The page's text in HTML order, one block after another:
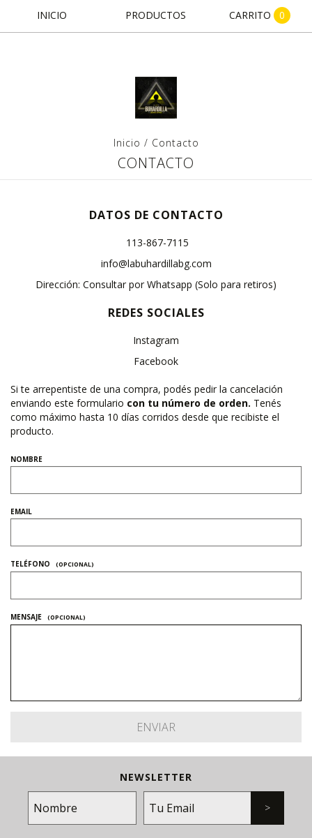
INICIO PRODUCTOS CARRITO 0
Inicio / Contacto
CONTACTO
DATOS DE CONTACTO
113-867-7115
info@labuhardillabg.com
Dirección: Consultar por Whatsapp (Solo para retiros)
REDES SOCIALES
Instagram
Facebook
Si te arrepentiste de una compra, podés pedir la cancelación
enviando este formulario con tu número de orden. Tenés
como máximo hasta 10 días corridos desde que recibiste el
producto.
NOMBRE
EMAIL
TELÉFONO (OPCIONAL)
MENSAJE (OPCIONAL)
NEWSLETTER